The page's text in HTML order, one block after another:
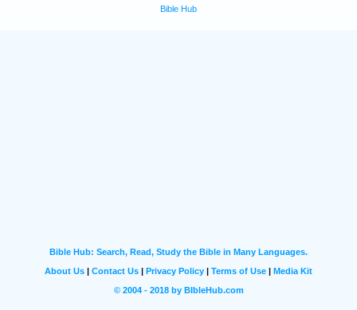
Bible Hub